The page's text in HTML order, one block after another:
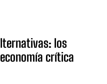
los
crítica